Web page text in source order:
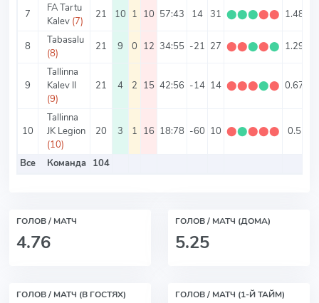
7
FA Tartu
Kalev (7)
21 10 1 10 57:43 14 31 ⬤⬤⬤⬤⬤ 1.48
8
Tabasalu
(8)
21 9 0 12 34:55 -21 27 ⬤⬤⬤⬤⬤ 1.29
9
Tallinna
Kalev II
(9)
21 4 2 15 42:56 -14 14 ⬤⬤⬤⬤⬤ 0.67
10
Tallinna
JK Legion
(10)
20 3 1 16 18:78 -60 10 ⬤⬤⬤⬤⬤ 0.5
Все Команда 104
ГОЛОВ / МАТЧ
4.76
ГОЛОВ / МАТЧ (ДОМА)
5.25
ГОЛОВ / МАТЧ (В ГОСТЯХ) ГОЛОВ / МАТЧ (1-Й ТАЙМ)